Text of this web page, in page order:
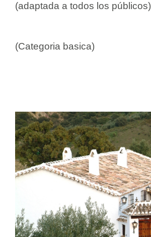
(adaptada a todos los públicos)
(Categoria basica)